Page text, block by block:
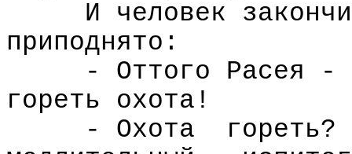
И человек
приподнято:
- Оттого Расея -
гореть охота!
- Охота
гореть?